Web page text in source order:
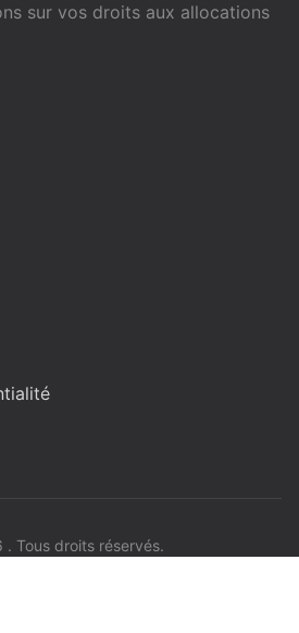
sur vos droits aux allocations
Tous droits réservés.